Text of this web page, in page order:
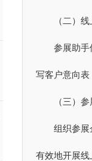
（二）
参展助手
写客户意向
（三）
组织参展
有效地开展